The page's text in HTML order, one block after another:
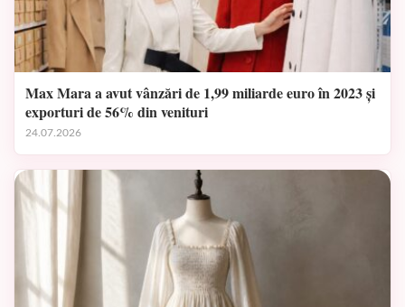
Max Mara a avut vânzări de 1,99 miliarde euro în 2023 și
exporturi de 56% din venituri
24.07.2026